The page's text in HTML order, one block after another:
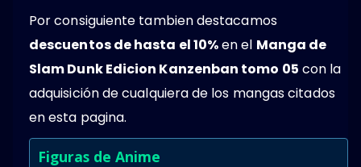
Por consiguiente tambien destacamos
descuentos de hasta el 10%en el Manga de
Slam Dunk Edicion Kanzenban tomo 05 con la
adquisición de cualquiera de los mangas citados
en esta pagina.
Figuras de Anime